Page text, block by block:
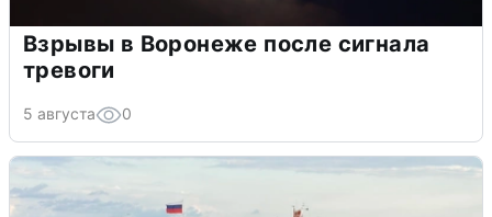
Взрывы в Воронеже после сигнала
тревоги
5 августа 0